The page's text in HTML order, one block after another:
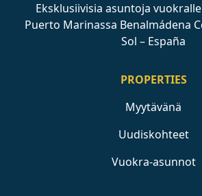
Eksklusiivisia asuntoja
Puerto Marinassa Benalmádena
Sol – España
PROPERTIES
Myytävänä
Uudiskohteet
Vuokra-asunnot